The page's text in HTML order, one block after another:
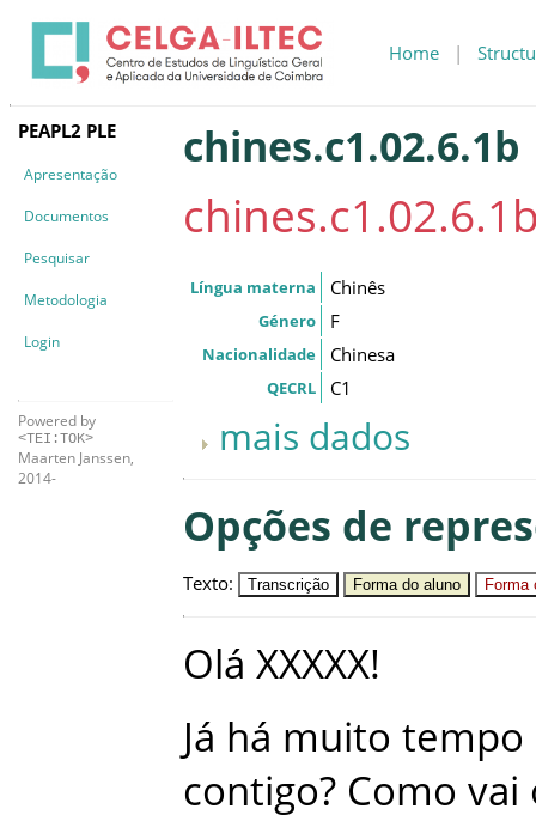
Home |
PEAPL2 PLE
Apresentação
Documentos
Pesquisar
Metodologia
Login
Powered by
<TEI:TOK>
Maarten Janssen,
2014-
chines.c1.02.6.1b
Língua materna Chinês
Género F
Nacionalidade Chinesa
QECRL C1
mais dados
Opções de
Texto: Transcrição Forma do aluno Forma
Olá XXXXX!
Já há muito tempo
contigo? Como vai